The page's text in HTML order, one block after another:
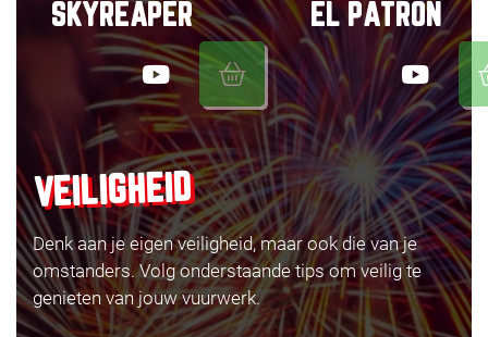
SKYREAPER EL PATRON
VEILIGHEID
Denk aan je eigen veiligheid, maar ook die van je
omstanders. Volg onderstaande tips om veilig te
genieten van jouw vuurwerk.